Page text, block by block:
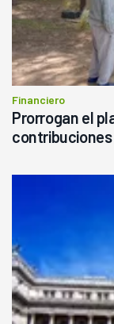
Financiero
Prorrogan el